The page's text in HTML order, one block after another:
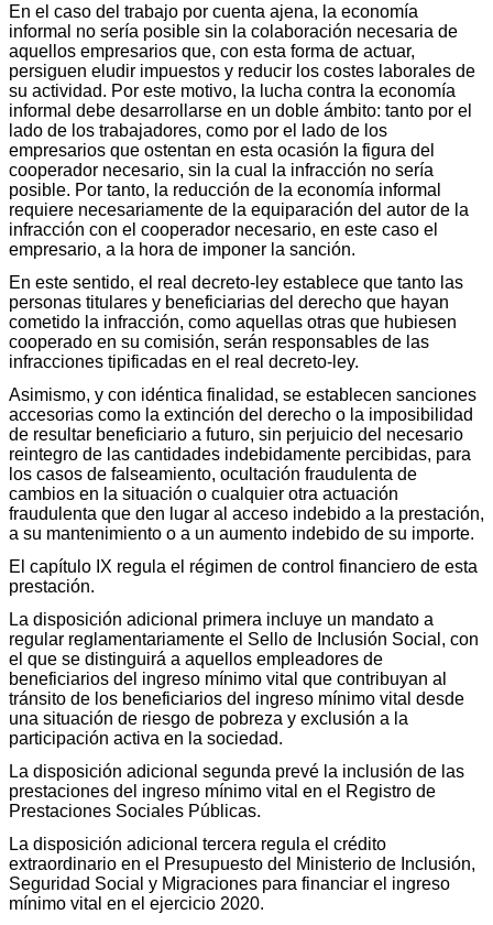
En el caso del trabajo por cuenta ajena, la economía
informal no sería posible sin la colaboración necesaria de
aquellos empresarios que, con esta forma de actuar,
persiguen eludir impuestos y reducir los costes laborales de
su actividad. Por este motivo, la lucha contra la economía
informal debe desarrollarse en un doble ámbito: tanto por el
lado de los trabajadores, como por el lado de los
empresarios que ostentan en esta ocasión la figura del
cooperador necesario, sin la cual la infracción no sería
posible. Por tanto, la reducción de la economía informal
requiere necesariamente de la equiparación del autor de la
infracción con el cooperador necesario, en este caso el
empresario, a la hora de imponer la sanción.
En este sentido, el real decreto-ley establece que tanto las
personas titulares y beneficiarias del derecho que hayan
cometido la infracción, como aquellas otras que hubiesen
cooperado en su comisión, serán responsables de las
infracciones tipificadas en el real decreto-ley.
Asimismo, y con idéntica finalidad, se establecen sanciones
accesorias como la extinción del derecho o la imposibilidad
de resultar beneficiario a futuro, sin perjuicio del necesario
reintegro de las cantidades indebidamente percibidas, para
los casos de falseamiento, ocultación fraudulenta de
cambios en la situación o cualquier otra actuación
fraudulenta que den lugar al acceso indebido a la prestación,
a su mantenimiento o a un aumento indebido de su importe.
El capítulo IX regula el régimen de control financiero de esta
prestación.
La disposición adicional primera incluye un mandato a
regular reglamentariamente el Sello de Inclusión Social, con
el que se distinguirá a aquellos empleadores de
beneficiarios del ingreso mínimo vital que contribuyan al
tránsito de los beneficiarios del ingreso mínimo vital desde
una situación de riesgo de pobreza y exclusión a la
participación activa en la sociedad.
La disposición adicional segunda prevé la inclusión de las
prestaciones del ingreso mínimo vital en el Registro de
Prestaciones Sociales Públicas.
La disposición adicional tercera regula el crédito
extraordinario en el Presupuesto del Ministerio de Inclusión,
Seguridad Social y Migraciones para financiar el ingreso
mínimo vital en el ejercicio 2020.